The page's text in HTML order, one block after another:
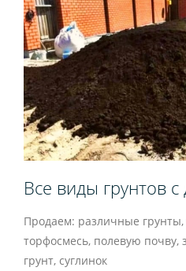
Все виды грунтов с
Продаем: различные
торфосмесь, полевую почву,
грунт, суглинок